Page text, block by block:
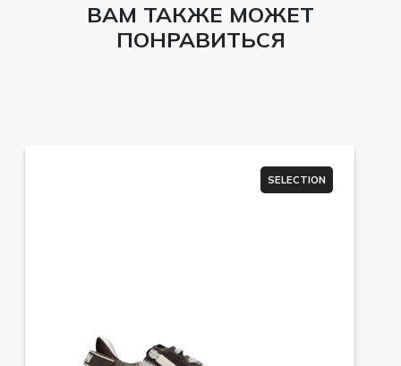
ВАМ ТАКЖЕ МОЖЕТ
ПОНРАВИТЬСЯ
SELECTION